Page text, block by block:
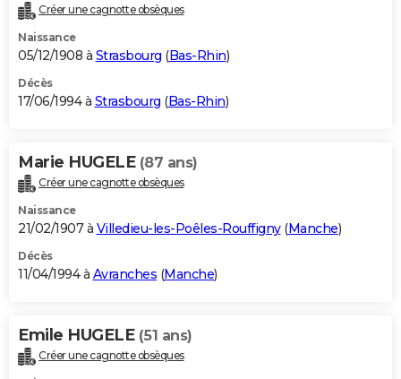
Créer une cagnotte obsèques
Naissance
05/12/1908 à Strasbourg (Bas-Rhin)
Décès
17/06/1994 à Strasbourg (Bas-Rhin)
Marie HUGELE (87 ans)
Créer une cagnotte obsèques
Naissance
21/02/1907 à Villedieu-les-Poêles-Rouffigny(Manche)
Décès
11/04/1994 à Avranches (Manche)
Emile HUGELE (51 ans)
Créer une cagnotte obsèques